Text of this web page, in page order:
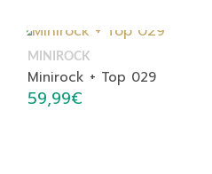
MINIROCK
Minirock + Top 029
59,99€